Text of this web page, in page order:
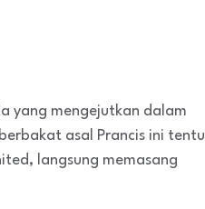
yang mengejutkan dalam
asal Prancis ini tentu
langsung memasang